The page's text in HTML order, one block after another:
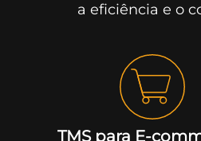
a eficiência e o
TMS para E-